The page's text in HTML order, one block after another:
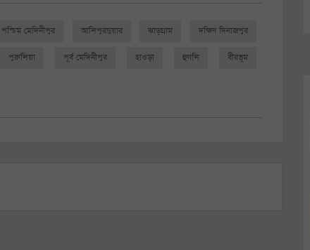
পশ্চিম মেদিনীপুর আলিপুরদুয়ার ঝাড়গ্রাম দক্ষিণ দিনাজপুর
পুরুলিয়া পূর্ব মেদিনীপুর হাওড়া হুগলি বীরভূম